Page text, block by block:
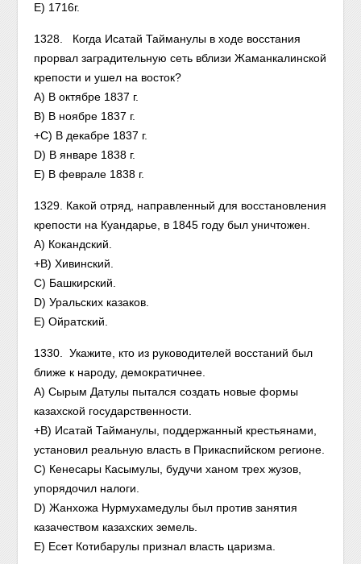
Е) 1716г.
1328. Когда Исатай Тайманулы в ходе восстания
прорвал заградительную сеть вблизи Жаманкалинской
крепости и ушел на восток?
А) В октябре 1837 г.
В) В ноябре 1837 г.
+С) В декабре 1837 г.
D) В январе 1838 г.
Е) В феврале 1838 г.
1329. Какой отряд, направленный для восстановления
крепости на Куандарье, в 1845 году был уничтожен.
А) Кокандский.
+В) Хивинский.
С) Башкирский.
D) Уральских казаков.
Е) Ойратский.
1330. Укажите, кто из руководителей восстаний был
ближе к народу, демократичнее.
А) Сырым Датулы пытался создать новые формы
казахской государственности.
+В) Исатай Тайманулы, поддержанный крестьянами,
установил реальную власть в Прикаспийском регионе.
С) Кенесары Касымулы, будучи ханом трех жузов,
упорядочил налоги.
D) Жанхожа Нурмухамедулы был против занятия
казачеством казахских земель.
Е) Есет Котибарулы признал власть царизма.